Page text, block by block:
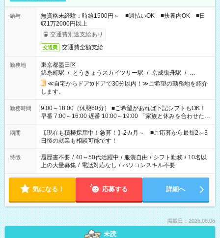
給与
無資格未経験：時給1500円～ ■週払いOK ■扶養内OK ■日
収1万2000円以上
交通費別途支給あり
交通費 交通費全額支給
勤務地
東京都墨田区
錦糸町駅 / とうきょうスカイツリー駅 / 京成曳舟駅 / …
≪自宅からドアtoドアで30分以内！≫ご希望の勤務地を紹介
します。
勤務時間
9:00～18:00（休憩60分） ■ご希望があれば下記シフトもOK！
早番 7:00～16:00 遅番 10:00～19:00 「家族と休みを合わせた
い」 「余裕を持って夕飯の準備がしたい」 「できれば残業はし
たくない」 など、ご希望を教えてくださいね。 ※Wワーク希望
の方へ 今ご覧のお仕事で希望する勤務時間と、もう1つのお仕事
の勤務時間。 合計で週40時間を超える場合は応募できません。
期間
【現在も積極採用中！急募！】2カ月～ ■ご応募から最短2～3
日後の就業も相談可能です！
特徴 履歴書不要 / 40～50代活躍中 / 服装自由 / シフト勤務 / 10名以
上の大量募集 / 電話対応なし / パソコンスキル不要
気になる！ 応募する 詳細へ
掲載日：2026.08.06
未読